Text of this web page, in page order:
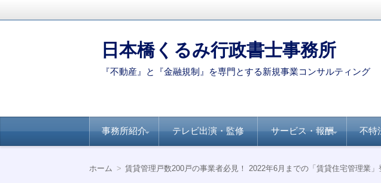
日本橋くるみ行政書士事務所
『不動産』と『金融規制』を専門とする新規事業コンサルティング
ン
事務所紹介
掲載
住宅新聞－自治体
別のポイント
リタス『達人が伝
授』シリーズ
住宅新聞ー賃貸経
営に役立つ民泊知
テレビ出演・監修 サービス・報酬
選定する際のポイント
不特
21『不
業のす
動産ク
ィン
口化商
ライセ
計・マ
ホーム 賃貸管理戸数200戸の事業者必見！ 2022年6月までの「賃貸住宅管理業